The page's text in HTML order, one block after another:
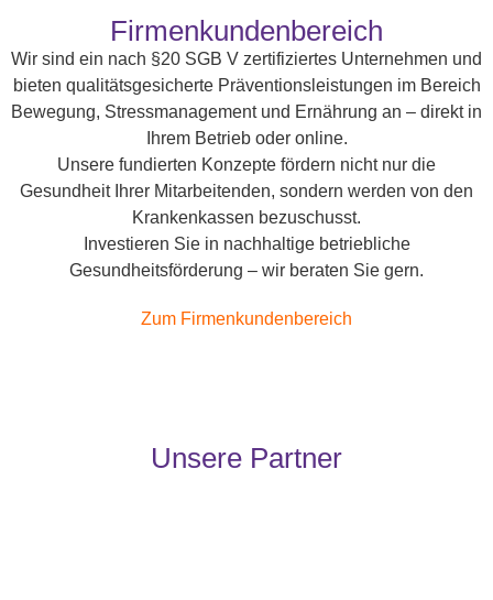
Firmenkundenbereich
Wir sind ein nach §20 SGB V zertifiziertes Unternehmen und
bieten qualitätsgesicherte Präventionsleistungen im Bereich
Bewegung, Stressmanagement und Ernährung an – direkt in
Ihrem Betrieb oder online.
Unsere fundierten Konzepte fördern nicht nur die
Gesundheit Ihrer Mitarbeitenden, sondern werden von den
Krankenkassen bezuschusst.
Investieren Sie in nachhaltige betriebliche
Gesundheitsförderung – wir beraten Sie gern.
Zum Firmenkundenbereich
Unsere Partner